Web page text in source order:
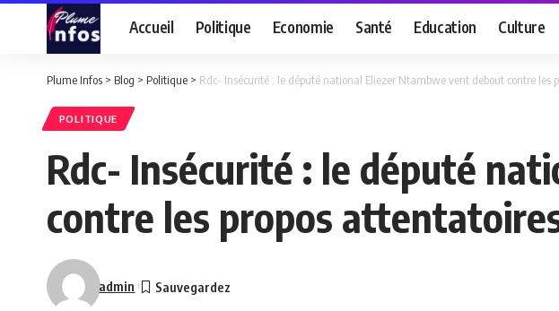
Accueil Politique Economie Santé Education Culture
Plume Infos > Blog > Politique > Rdc- Insécurité : le député national Eliezer Ntambwe vent debout contre les
POLITIQUE
Rdc- Insécurité : le député
contre les propos
admin